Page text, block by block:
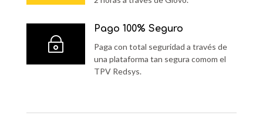
~
Pago 100% Seguro
Paga con total seguridad a través de
una plataforma tan segura comom el
TPV Redsys.